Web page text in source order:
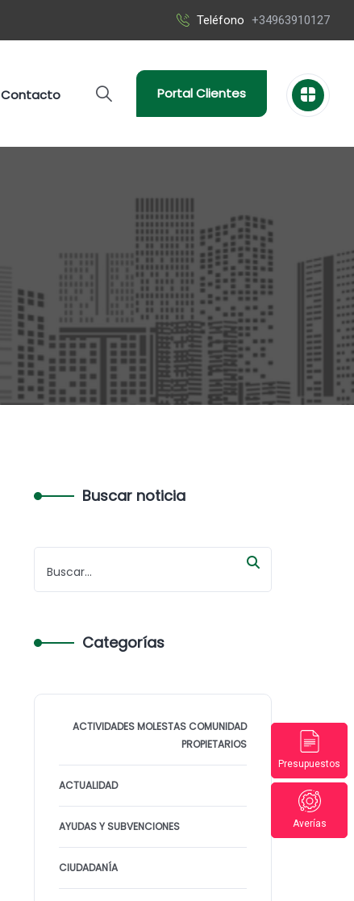
Presupuestos
Averías
Teléfono +34963910127
Contacto Portal Clientes
Buscar noticia
Categorías
ACTIVIDADES MOLESTAS COMUNIDAD
PROPIETARIOS
ACTUALIDAD
AYUDAS Y SUBVENCIONES
CIUDADANÍA